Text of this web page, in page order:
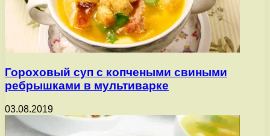
Гороховый суп с копчеными свиными
ребрышками в мультиварке
03.08.2019